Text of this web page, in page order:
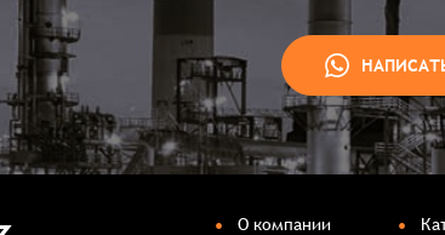
НАПИСАТЬ
О компании